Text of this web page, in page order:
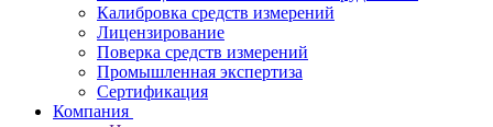
Калибровка средств измерений
Лицензирование
Поверка средств измерений
Промышленная экспертиза
Сертификация
Компания